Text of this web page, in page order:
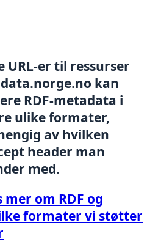
URL-er til ressurser
kan
RDF-metadata i
ulike formater,
av hvilken
header man
med.
mer om RDF og
formater vi støtter